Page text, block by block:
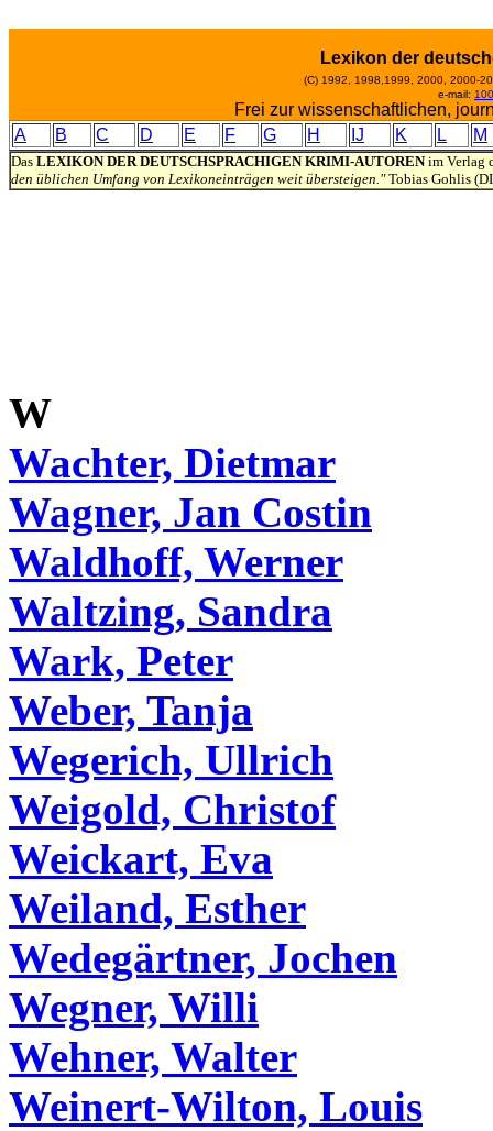
Lexikon der
(C) 1992, 1998,1999, 2000, 2000-
e-mail:
Frei zur wissenschaftlichen,
A
B C D E F G H IJ K L M
Das LEXIKON DER DEUTSCHSPRACHIGEN KRIMI-AUTORENim Verlag
den üblichen Umfang von Lexikoneinträgen weit übersteigen."Tobias Gohlis
W
Wachter, Dietmar
Wagner, Jan Costin
Waldhoff, Werner
Waltzing, Sandra
Wark, Peter
Weber, Tanja
Wegerich, Ullrich
Weigold, Christof
Weickart, Eva
Weiland, Esther
Wedegärtner, Jochen
Wegner, Willi
Wehner, Walter
Weinert-Wilton, Louis